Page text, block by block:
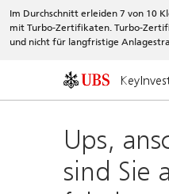
Im Durchschnitt erleiden 7 von 10
mit Turbo-Zertifikaten. Turbo-
und nicht für langfristige
Ups,
sind Sie